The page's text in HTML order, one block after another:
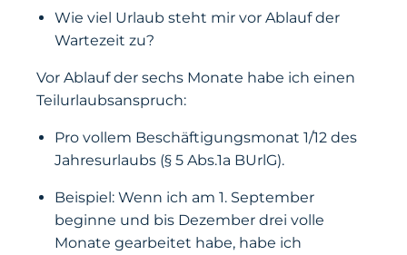
Wie viel Urlaub steht mir vor Ablauf der
Wartezeit zu?
Vor Ablauf der sechs Monate habe ich einen
Teilurlaubsanspruch:
Pro vollem Beschäftigungsmonat 1/12 des
Jahresurlaubs (§ 5 Abs.1a BUrlG).
Beispiel: Wenn ich am 1. September
beginne und bis Dezember drei volle
Monate gearbeitet habe, habe ich